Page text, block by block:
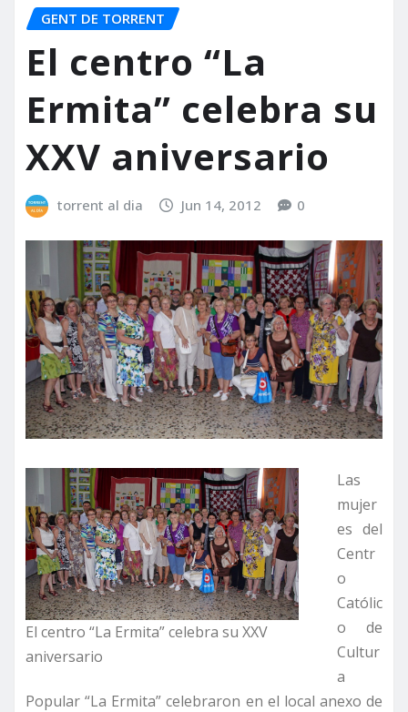
GENT DE TORRENT
El centro “La
Ermita” celebra su
XXV aniversario
torrent al dia Jun 14, 2012 0
El centro “La Ermita” celebra su XXV
aniversario
Las
mujer
es del
Centr
o
Católic
o de
Cultur
a
Popular “La Ermita” celebraron en el local anexo de